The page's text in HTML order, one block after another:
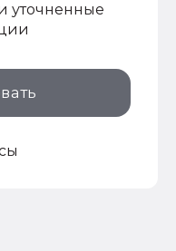
уточненные